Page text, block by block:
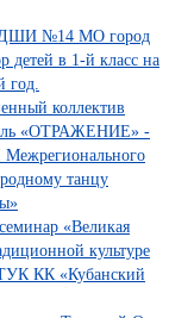
ДШИ №14 МО город
детей в 1-й класс на
год.
коллектив
«ОТРАЖЕНИЕ» -
танцу
«Великая
культуре
КК «Кубанский